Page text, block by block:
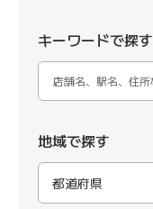
キーワードで探す
地域で探す
都道府県